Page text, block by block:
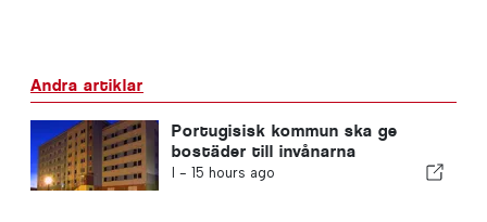
Andra artiklar
Portugisisk kommun ska ge
bostäder till invånarna
I - 15 hours ago